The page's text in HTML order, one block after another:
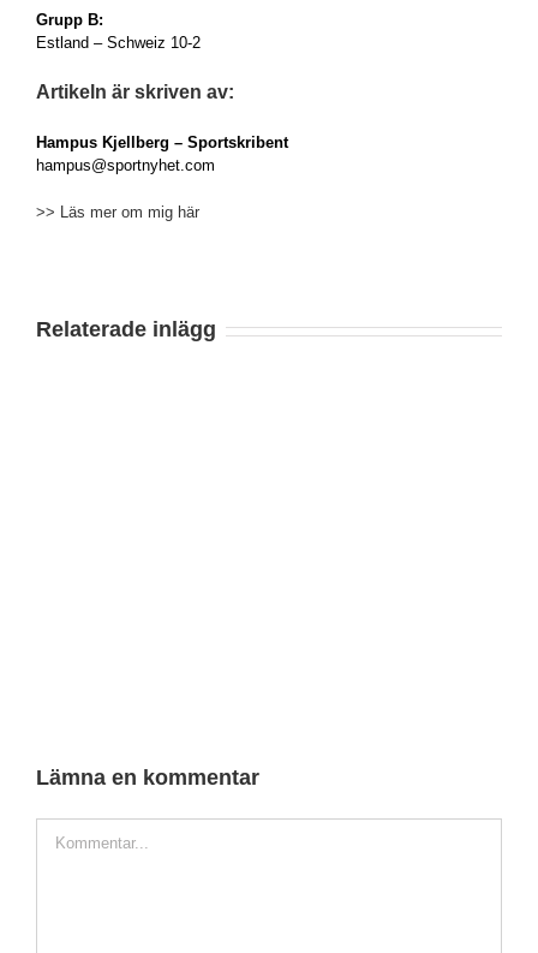
Grupp B:
Estland – Schweiz 10-2
Artikeln är skriven av:
Hampus Kjellberg – Sportskribent
hampus@sportnyhet.com
>> Läs mer om mig här
Relaterade inlägg
Lämna en kommentar